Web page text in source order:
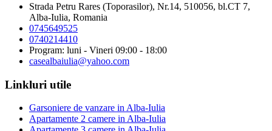
Strada Petru Rares (Toporasilor), Nr.14, 510056, bl.CT 7,
Alba-Iulia, Romania
0745649525
0740214410
Program: luni - Vineri 09:00 - 18:00
casealbaiulia@yahoo.com
Linkluri utile
Garsoniere de vanzare in Alba-Iulia
Apartamente 2 camere in Alba-Iulia